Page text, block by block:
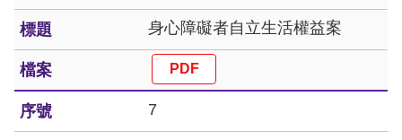
語
言
兒少版
身心障礙者自立生活權益案
7